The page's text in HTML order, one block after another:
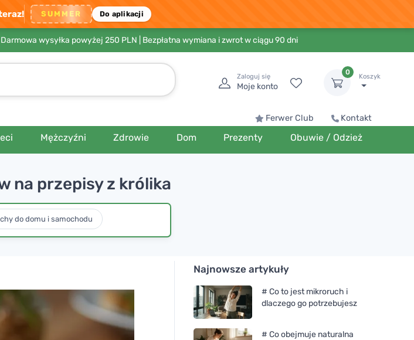
SUMMER Do aplikacji
Darmowa wysyłka powyżej 250 PLN | Bezpłatna wymiana i zwrot w ciągu 90 dni
Zaloguj się
Moje konto
0
Koszyk
Ferwer Club Kontakt
Mężczyźni Zdrowie Dom Prezenty Obuwie / Odzież
na przepisy z królika
do domu i samochodu
Najnowsze artykuły
# Co to jest mikroruch i
dlaczego go potrzebujesz
# Co obejmuje naturalna